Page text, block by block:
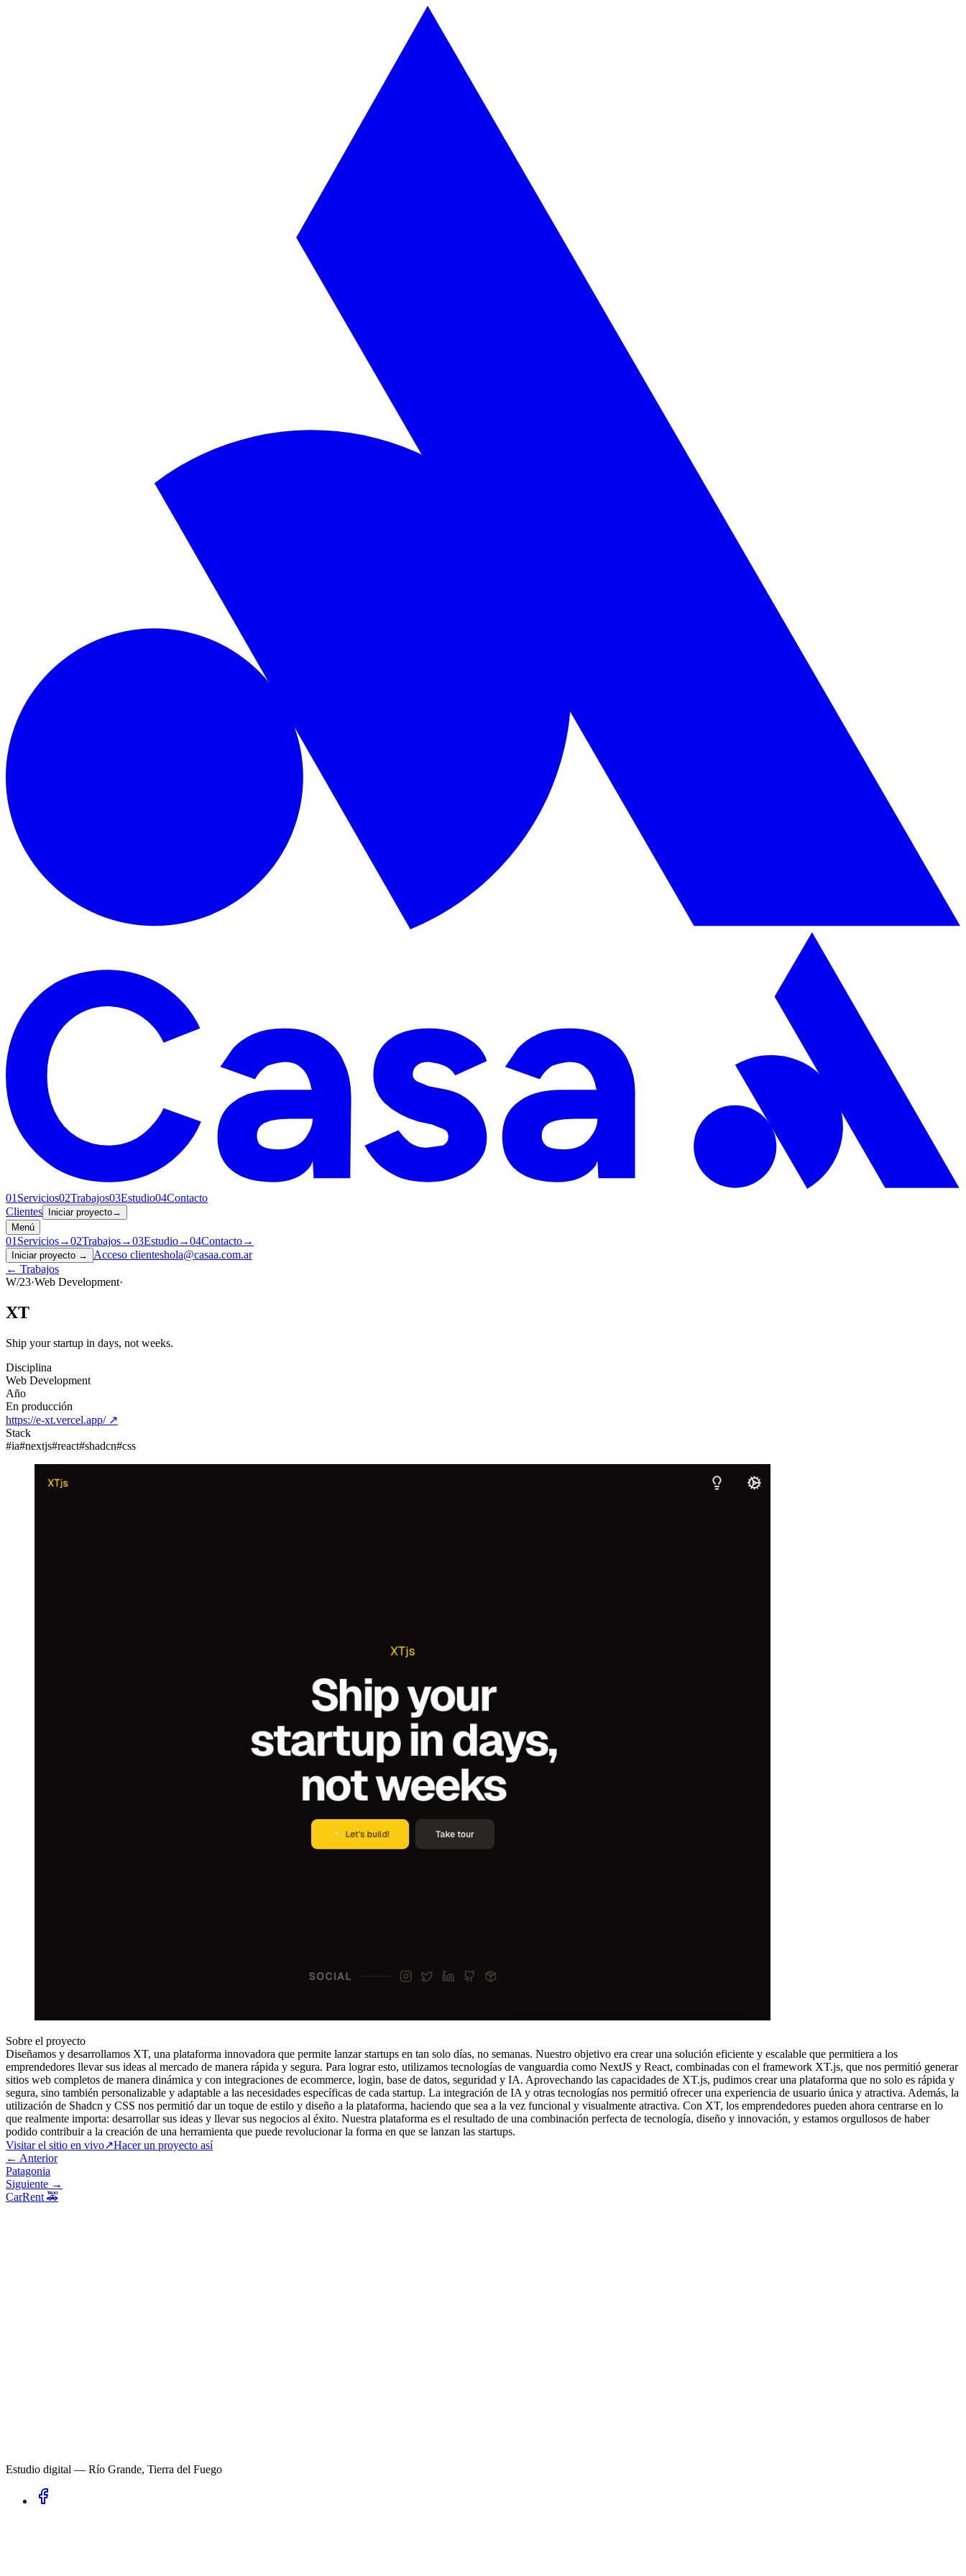
01 Servicios02Trabajos03Estudio04Contacto
Clientes
Iniciar proyecto→
Menú
01 Servicios→02Trabajos→03Estudio→04Contacto→
Iniciar proyecto → Acceso clienteshola@casaa.com.ar
← Trabajos
W/23·Web Development·
XT
Ship your startup in days, not weeks.
Disciplina
Web Development
Año
En producción
https://e-xt.vercel.app/ ↗
Stack
#ia#nextjs#react#shadcn#css
Sobre el proyecto
Diseñamos y desarrollamos XT, una plataforma innovadora que permite lanzar startups en tan solo días, no semanas. Nuestro objetivo era crear una solución eficiente y escalable que permitiera a los
emprendedores llevar sus ideas al mercado de manera rápida y segura. Para lograr esto, utilizamos tecnologías de vanguardia como NextJS y React, combinadas con el framework XT.js, que nos permitió generar
sitios web completos de manera dinámica y con integraciones de ecommerce, login, base de datos, seguridad y IA. Aprovechando las capacidades de XT.js, pudimos crear una plataforma que no solo es rápida y
segura, sino también personalizable y adaptable a las necesidades específicas de cada startup. La integración de IA y otras tecnologías nos permitió ofrecer una experiencia de usuario única y atractiva. Además, la
utilización de Shadcn y CSS nos permitió dar un toque de estilo y diseño a la plataforma, haciendo que sea a la vez funcional y visualmente atractiva. Con XT, los emprendedores pueden ahora centrarse en lo
que realmente importa: desarrollar sus ideas y llevar sus negocios al éxito. Nuestra plataforma es el resultado de una combinación perfecta de tecnología, diseño y innovación, y estamos orgullosos de haber
podido contribuir a la creación de una herramienta que puede revolucionar la forma en que se lanzan las startups.
Visitar el sitio en vivo↗Hacer un proyecto así
← Anterior
Patagonia
Siguiente →
CarRent 🚕
Estudio digital — Río Grande, Tierra del Fuego